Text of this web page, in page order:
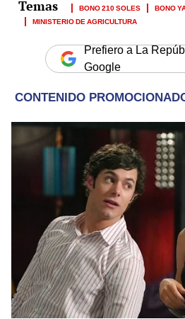
BONO 210 SOLES
BONO
MINISTERIO DE AGRICULTURA
Prefiero a La
Google